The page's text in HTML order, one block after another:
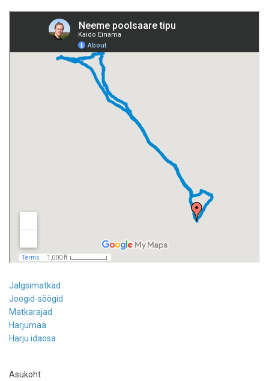
Jalgsimatkad
Joogid-söögid
Matkarajad
Harjumaa
Harju idaosa
Asukoht